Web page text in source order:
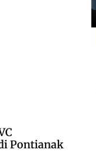
Pontianak